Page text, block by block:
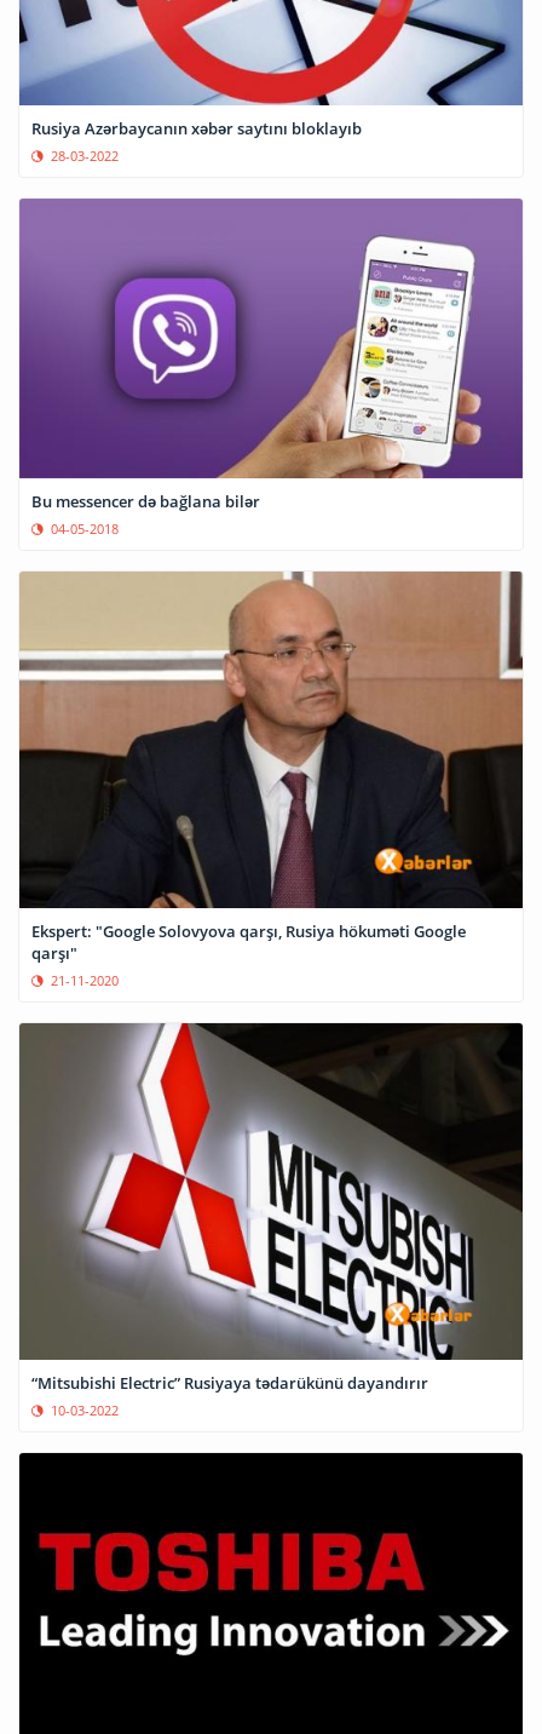
Rusiya Azərbaycanın xəbər saytını bloklayıb
28-03-2022
Bu messencer də bağlana bilər
04-05-2018
Ekspert: "Google Solovyova qarşı, Rusiya hökuməti Google
qarşı"
21-11-2020
“Mitsubishi Electric” Rusiyaya tədarükünü dayandırır
10-03-2022